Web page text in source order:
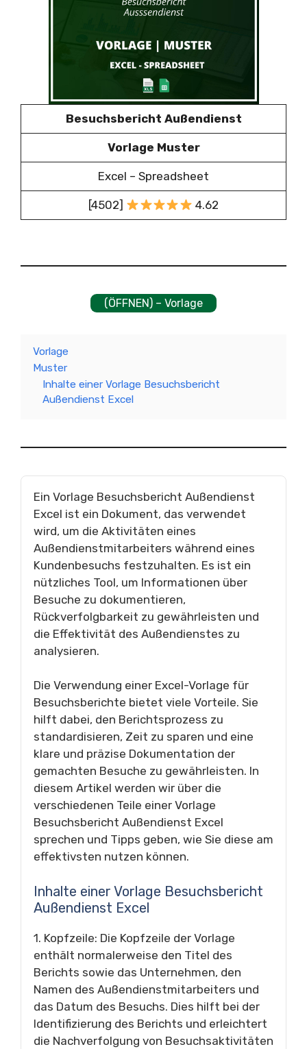
Besuchsbericht Außendienst
Vorlage Muster
Excel – Spreadsheet
[4502] 4.62
(ÖFFNEN) – Vorlage
Vorlage
Muster
Inhalte einer Vorlage Besuchsbericht
Außendienst Excel
Ein Vorlage Besuchsbericht Außendienst
Excel ist ein Dokument, das verwendet
wird, um die Aktivitäten eines
Außendienstmitarbeiters während eines
Kundenbesuchs festzuhalten. Es ist ein
nützliches Tool, um Informationen über
Besuche zu dokumentieren,
Rückverfolgbarkeit zu gewährleisten und
die Effektivität des Außendienstes zu
analysieren.
Die Verwendung einer Excel-Vorlage für
Besuchsberichte bietet viele Vorteile. Sie
hilft dabei, den Berichtsprozess zu
standardisieren, Zeit zu sparen und eine
klare und präzise Dokumentation der
gemachten Besuche zu gewährleisten. In
diesem Artikel werden wir über die
verschiedenen Teile einer Vorlage
Besuchsbericht Außendienst Excel
sprechen und Tipps geben, wie Sie diese am
effektivsten nutzen können.
Inhalte einer Vorlage Besuchsbericht
Außendienst Excel
1. Kopfzeile: Die Kopfzeile der Vorlage
enthält normalerweise den Titel des
Berichts sowie das Unternehmen, den
Namen des Außendienstmitarbeiters und
das Datum des Besuchs. Dies hilft bei der
Identifizierung des Berichts und erleichtert
die Nachverfolgung von Besuchsaktivitäten